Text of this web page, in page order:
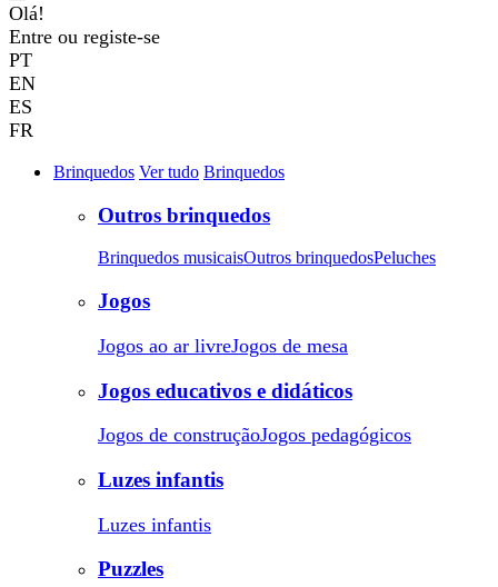
Olá!
Entre ou registe-se
PT
EN
ES
FR
Brinquedos Ver tudo Brinquedos
Outros brinquedos
Brinquedos musicaisOutros brinquedosPeluches
Jogos
Jogos ao ar livreJogos de mesa
Jogos educativos e didáticos
Jogos de construçãoJogos pedagógicos
Luzes infantis
Luzes infantis
Puzzles